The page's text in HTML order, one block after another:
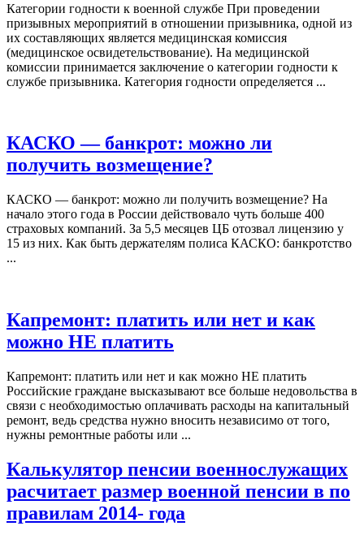
Категории годности к военной службе При проведении
призывных мероприятий в отношении призывника, одной из
их составляющих является медицинская комиссия
(медицинское освидетельствование). На медицинской
комиссии принимается заключение о категории годности к
службе призывника. Категория годности определяется ...
КАСКО — банкрот: можно ли
получить возмещение?
КАСКО — банкрот: можно ли получить возмещение? На
начало этого года в России действовало чуть больше 400
страховых компаний. За 5,5 месяцев ЦБ отозвал лицензию у
15 из них. Как быть держателям полиса КАСКО: банкротство
...
Капремонт: платить или нет и как
можно НЕ платить
Капремонт: платить или нет и как можно НЕ платить
Российские граждане высказывают все больше недовольства в
связи с необходимостью оплачивать расходы на капитальный
ремонт, ведь средства нужно вносить независимо от того,
нужны ремонтные работы или ...
Калькулятор пенсии военнослужащих
расчитает размер военной пенсии в по
правилам 2014- года